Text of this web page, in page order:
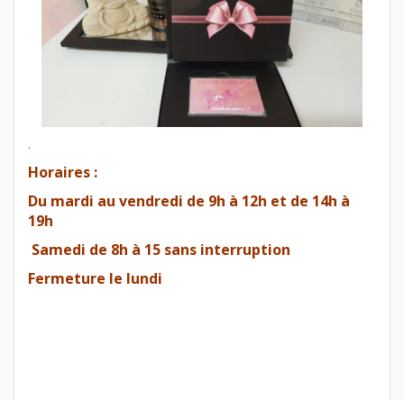
.
Horaires :
Du mardi au vendredi de 9h à 12h et de 14h à
19h
Samedi de 8h à 15 sans interruption
Fermeture le lundi